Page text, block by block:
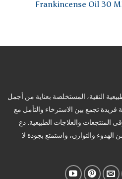
النقية، المستخلصة بعناية من أجمل
فريدة تجمع بين الاسترخاء والتأمل مع
المنتجعات والعلاجات الطبيعية. دع
والتوازن، واستمتع بجودة لا